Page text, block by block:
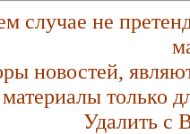
случае не
новостей,
только
Удалить с